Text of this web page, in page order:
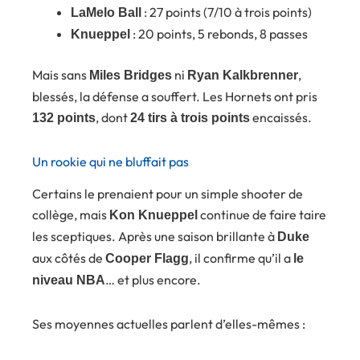
LaMelo Ball : 27 points (7/10 à trois points)
Knueppel : 20 points, 5 rebonds, 8 passes
Mais sans Miles Bridges ni Ryan Kalkbrenner,
blessés, la défense a souffert. Les Hornets ont pris
132 points, dont24 tirs à trois pointsencaissés.
Un rookie qui ne bluffait pas
Certains le prenaient pour un simple shooter de
collège, mais Kon Knueppel continue de faire taire
les sceptiques. Après une saison brillante à Duke
aux côtés de Cooper Flagg, il confirme qu’il a le
niveau NBA… et plus encore.
Ses moyennes actuelles parlent d’elles-mêmes :